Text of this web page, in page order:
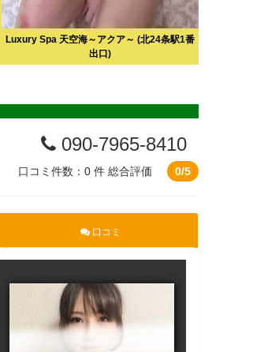
Luxury Spa 天空海～アクア～ (北24条駅1番
出口)
090-7965-8410
口コミ件数：0 件 総合評価 0/5
口コミ